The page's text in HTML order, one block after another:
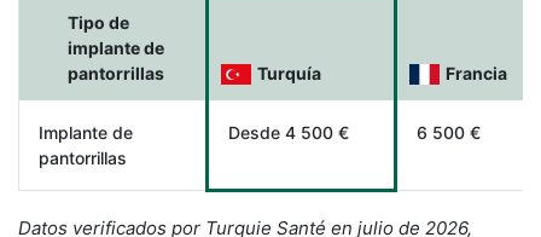
Tipo de
implante de
pantorrillas
Turquía Francia
Implante de
pantorrillas
Desde 4 500 € 6 500 €
Datos verificados por Turquie Santé en julio de 2026,